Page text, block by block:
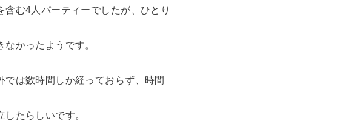
む4人パーティーでしたが、ひとり
かったようです。
は数時間しか経っておらず、時間
たらしいです。